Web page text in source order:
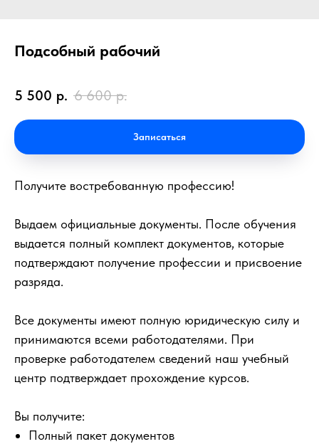
Подсобный рабочий
5 500 р. 6 600 р.
Записаться
Получите востребованную профессию!
Выдаем официальные документы. После обучения
выдается полный комплект документов, которые
подтверждают получение профессии и присвоение
разряда.
Все документы имеют полную юридическую силу и
принимаются всеми работодателями. При
проверке работодателем сведений наш учебный
центр подтверждает прохождение курсов.
Вы получите:
Полный пакет документов